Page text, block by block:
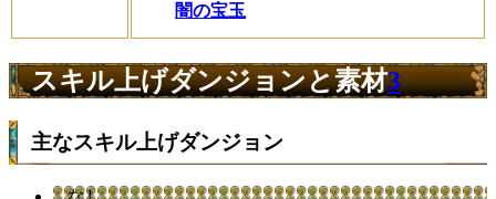
闇の宝玉
スキル上げダンジョンと素材3
主なスキル上げダンジョン